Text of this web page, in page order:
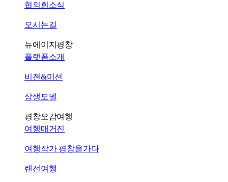
협의회소식
오시는길
뉴에이지평창
플랫폼소개
비젼&미션
상생모델
평창오감여행
여행매거진
여행작가 평창을가다
랜선여행